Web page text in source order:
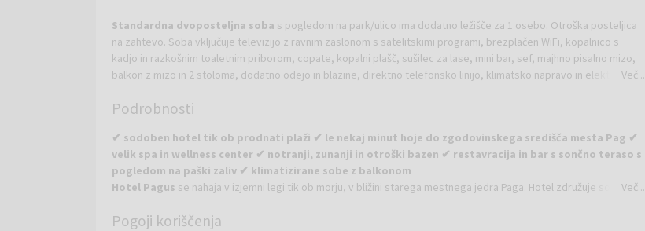
Standardna dvoposteljna soba s pogledom na park/ulico ima dodatno ležišče za 1 osebo. Otroška posteljica
na zahtevo. Soba vključuje televizijo z ravnim zaslonom s satelitskimi programi, brezplačen WiFi, kopalnico s
kadjo in razkošnim toaletnim priborom, copate, kopalni plašč, sušilec za lase, mini bar, sef, majhno pisalno mizo,
balkon z mizo in 2 stoloma, dodatno odejo in blazine, direktno telefonsko linijo, klimatsko napravo in elektronsko
Opremljena je z zakonsko posteljo ali dvema ločenima ležiščema ter dodatnim raztegljivim kavčem za do dve
osebi. Soba vključuje brezplačen Wi-Fi, televizijo z ravnim zaslonom, mini bar, sef, kopalnico s kadjo in sušilcem za
lase ter pisalno mizo. Na balkonu lahko uživate v pogledu na Jadransko morje. Na voljo je otroška posteljica na
zahtevo, klimatska naprava, direktna telefonska linija in elektronska kartica-ključ.
Več...
Podrobnosti
✔ sodoben hotel tik ob prodnati plaži ✔ le nekaj minut hoje do zgodovinskega središča mesta Pag ✔
velik spa in wellness center ✔ notranji, zunanji in otroški bazen ✔ restavracija in bar s sončno teraso s
pogledom na paški zaliv ✔ klimatizirane sobe z balkonom
Hotel Pagus se nahaja v izjemni legi tik ob morju, v bližini starega mestnega jedra Paga. Hotel združuje sodoben
klimatizirane in opremljene z balkonom, s pogledom na morje ali park, ter nudijo prijetno okolje za brezskrben
Več...
Pogoji koriščenja